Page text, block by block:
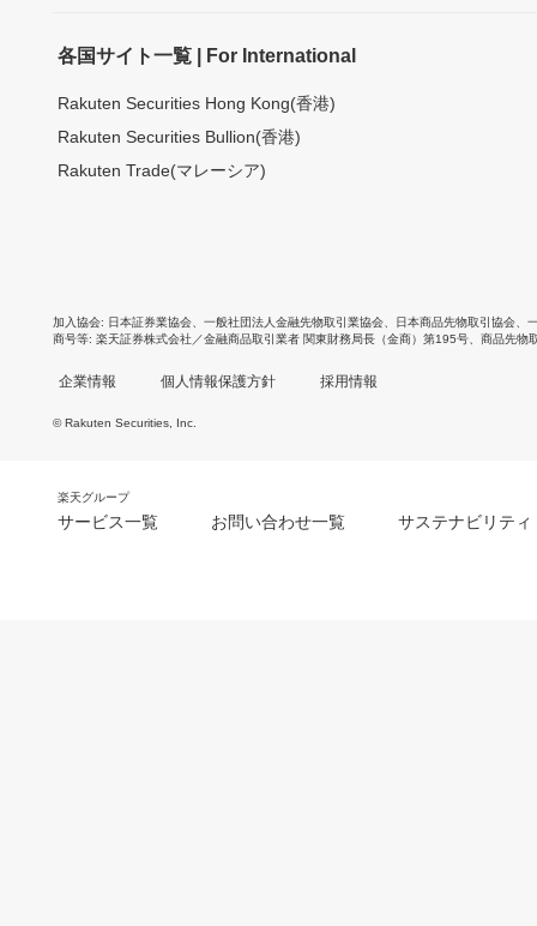
各国サイト一覧 | For International
Rakuten Securities Hong Kong(香港)
Rakuten Securities Bullion(香港)
Rakuten Trade(マレーシア)
加入協会 日本証券業協会 一般社団法人金融先物取引業協会 日本商品先物取引協会
商号等 楽天証券株式会社／金融商品取引業者 関東財務局長（金商）第195号、商品先物
企業情報 個人情報保護方針 採用情報
© Rakuten Securities, Inc.
楽天グループ
サービス一覧 お問い合わせ一覧 サステナビリティ